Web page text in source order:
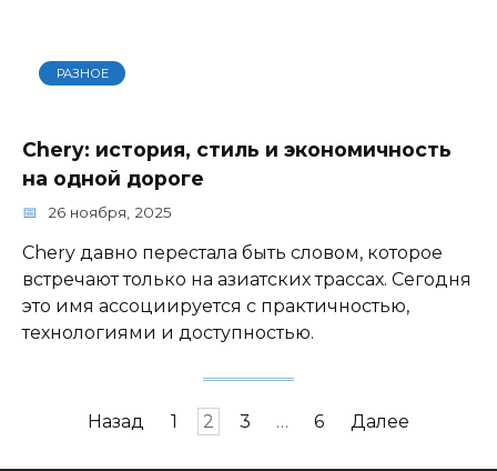
РАЗНОЕ
Chery: история, стиль и экономичность
на одной дороге
26 ноября, 2025
Chery давно перестала быть словом, которое
встречают только на азиатских трассах. Сегодня
это имя ассоциируется с практичностью,
технологиями и доступностью.
Пагинация
Назад 1 2 3 … 6 Далее